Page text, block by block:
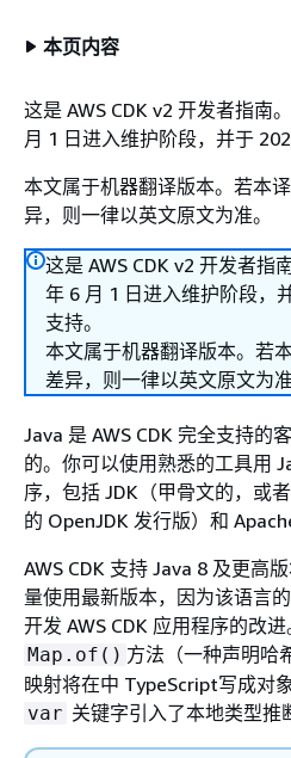
本页内容
这是 AWS CDK v2 开发者指南
月 1 日进入维护阶段，并于
本文属于机器翻译版本。若本
异，则一律以英文原文为准。
这是 AWS CDK v2 开发者指
年 6 月 1 日进入维护阶段，
支持。
本文属于机器翻译版本。若
差异，则一律以英文原文为准
Java 是 AWS CDK 完全支持的
的。你可以使用熟悉的工具用
序，包括 JDK（甲骨文的，或
的 OpenJDK 发行版）和
AWS CDK 支持 Java 8 及更高
量使用最新版本，因为该语言
开发 AWS CDK 应用程序的改
Map.of() 方法（一种声明哈
映射将在中 TypeScript写成对
var 关键字引入了本地类型推